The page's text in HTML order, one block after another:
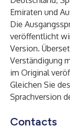
Emiraten und
Die
veröffentlicht
Version.
Verständigung
im Original
Gleichen Sie
Sprachversion
Contacts